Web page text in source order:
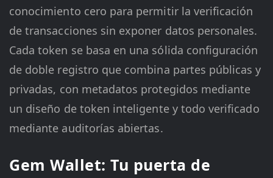
conocimiento cero para permitir la verificación
de transacciones sin exponer datos personales.
Cada token se basa en una sólida configuración
de doble registro que combina partes públicas y
privadas, con metadatos protegidos mediante
un diseño de token inteligente y todo verificado
mediante auditorías abiertas.
Gem Wallet: Tu puerta de